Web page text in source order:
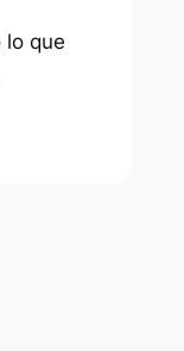
que